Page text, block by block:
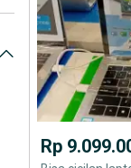
Rp